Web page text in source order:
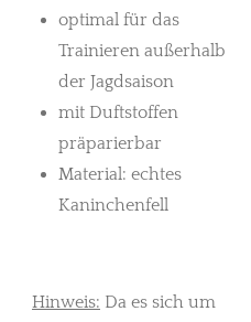
optimal für das
Trainieren außerhalb
der Jagdsaison
mit Duftstoffen
präparierbar
Material: echtes
Kaninchenfell
Hinweis: Da es sich um